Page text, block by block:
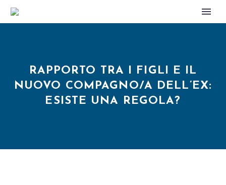
RAPPORTO TRA I FIGLI E IL
NUOVO COMPAGNO/A DELL’EX:
ESISTE UNA REGOLA?